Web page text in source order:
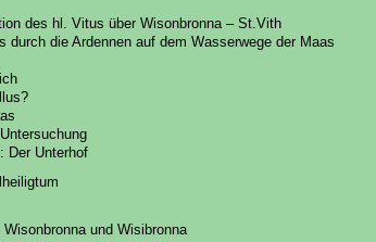
des hl. Vitus über Wisonbronna – St.Vith
durch die Ardennen auf dem Wasserwege der Maas
Der Unterhof
Wisonbronna und Wisibronna